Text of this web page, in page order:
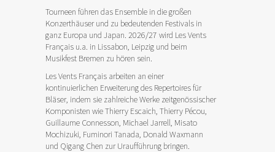
Tourneen führen das Ensemble in die großen
Konzerthäuser und zu bedeutenden Festivals in
ganz Europa und Japan. 2026/27 wird Les Vents
Français u.a. in Lissabon, Leipzig und beim
Musikfest Bremen zu hören sein.
Les Vents Français arbeiten an einer
kontinuierlichen Erweiterung des Repertoires für
Bläser, indem sie zahlreiche Werke zeitgenössischer
Komponisten wie Thierry Escaich, Thierry Pécou,
Guillaume Connesson, Michael Jarrell, Misato
Mochizuki, Fuminori Tanada, Donald Waxmann
und Qigang Chen zur Uraufführung bringen.